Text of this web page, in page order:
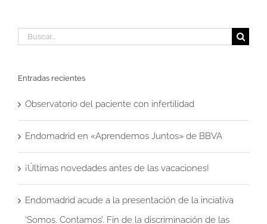
Buscar:
Entradas recientes
Observatorio del paciente con infertilidad
Endomadrid en «Aprendemos Juntos» de BBVA
¡Últimas novedades antes de las vacaciones!
Endomadrid acude a la presentación de la inciativa
‘Somos. Contamos’. Fin de la discriminación de las